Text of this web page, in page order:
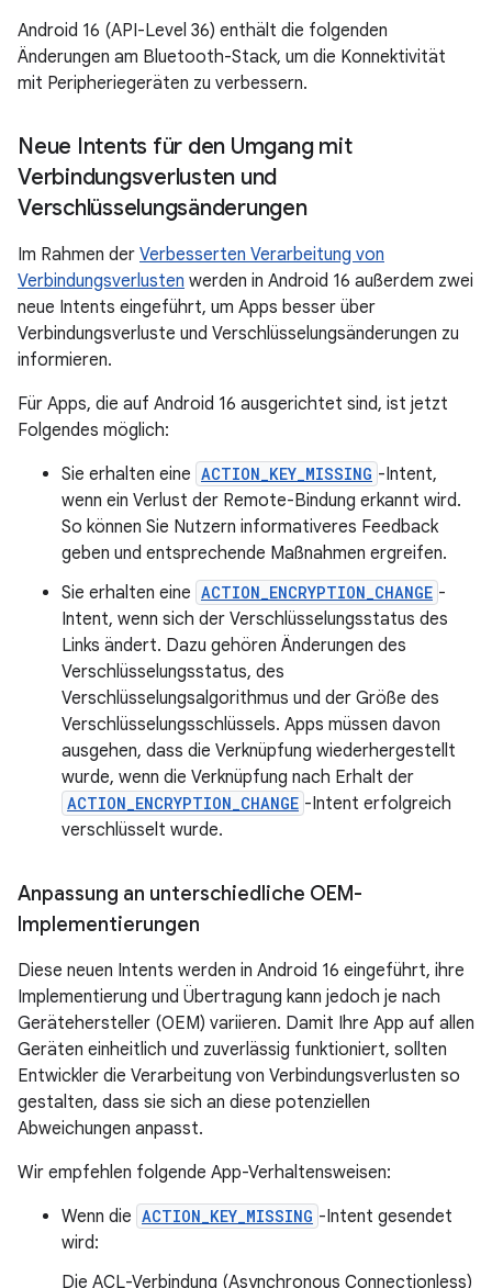
Android 16 (API-Level 36) enthält die folgenden
Änderungen am Bluetooth-Stack, um die Konnektivität
mit Peripheriegeräten zu verbessern.
Neue Intents für den Umgang mit
Verbindungsverlusten und
Verschlüsselungsänderungen
Im Rahmen der Verbesserten Verarbeitung von
Verbindungsverlusten werden in Android 16 außerdem zwei
neue Intents eingeführt, um Apps besser über
Verbindungsverluste und Verschlüsselungsänderungen zu
informieren.
Für Apps, die auf Android 16 ausgerichtet sind, ist jetzt
Folgendes möglich:
Sie erhalten eine ACTION_KEY_MISSING -Intent,
wenn ein Verlust der Remote-Bindung erkannt wird.
So können Sie Nutzern informativeres Feedback
geben und entsprechende Maßnahmen ergreifen.
Sie erhalten eine ACTION_ENCRYPTION_CHANGE -
Intent, wenn sich der Verschlüsselungsstatus des
Links ändert. Dazu gehören Änderungen des
Verschlüsselungsstatus, des
Verschlüsselungsalgorithmus und der Größe des
Verschlüsselungsschlüssels. Apps müssen davon
ausgehen, dass die Verknüpfung wiederhergestellt
wurde, wenn die Verknüpfung nach Erhalt der
ACTION_ENCRYPTION_CHANGE -Intent erfolgreich
verschlüsselt wurde.
Anpassung an unterschiedliche OEM-
Implementierungen
Diese neuen Intents werden in Android 16 eingeführt, ihre
Implementierung und Übertragung kann jedoch je nach
Gerätehersteller (OEM) variieren. Damit Ihre App auf allen
Geräten einheitlich und zuverlässig funktioniert, sollten
Entwickler die Verarbeitung von Verbindungsverlusten so
gestalten, dass sie sich an diese potenziellen
Abweichungen anpasst.
Wir empfehlen folgende App-Verhaltensweisen:
Wenn die ACTION_KEY_MISSING -Intent gesendet
wird:
Die ACL-Verbindung (Asynchronous Connectionless)